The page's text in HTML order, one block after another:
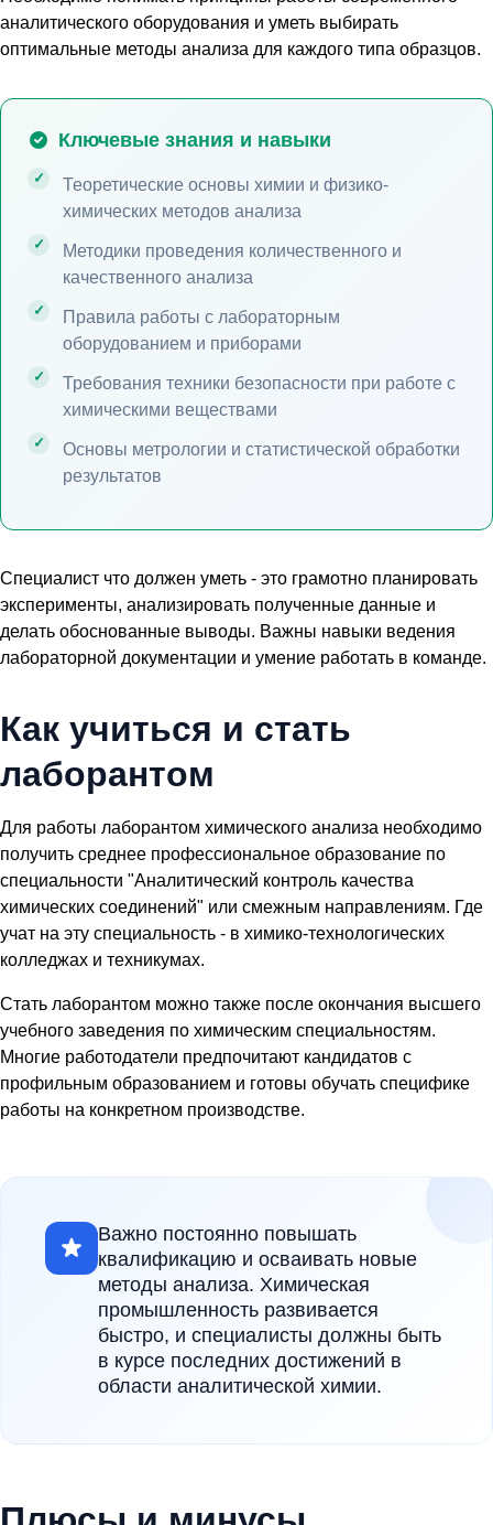
аналитического оборудования и уметь выбирать
оптимальные методы анализа для каждого типа образцов.
Ключевые знания и навыки
Теоретические основы химии и физико-
химических методов анализа
Методики проведения количественного и
качественного анализа
Правила работы с лабораторным
оборудованием и приборами
Требования техники безопасности при работе с
химическими веществами
Основы метрологии и статистической обработки
результатов
Специалист что должен уметь - это грамотно планировать
эксперименты, анализировать полученные данные и
делать обоснованные выводы. Важны навыки ведения
лабораторной документации и умение работать в команде.
Как учиться и стать
лаборантом
Для работы лаборантом химического анализа необходимо
получить среднее профессиональное образование по
специальности "Аналитический контроль качества
химических соединений" или смежным направлениям. Где
учат на эту специальность - в химико-технологических
колледжах и техникумах.
Стать лаборантом можно также после окончания высшего
учебного заведения по химическим специальностям.
Многие работодатели предпочитают кандидатов с
профильным образованием и готовы обучать специфике
работы на конкретном производстве.
Важно постоянно повышать
квалификацию и осваивать новые
методы анализа. Химическая
промышленность развивается
быстро, и специалисты должны быть
в курсе последних достижений в
области аналитической химии.